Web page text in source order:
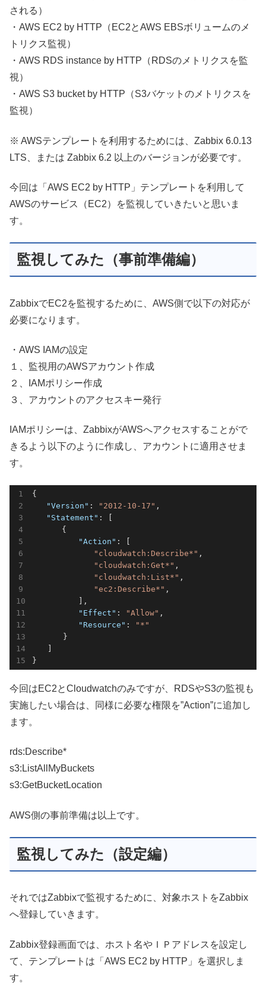
される）
・AWS EC2 by HTTP（EC2とAWS EBSボリュームのメ
トリクス監視）
・AWS RDS instance by HTTP（RDSのメトリクスを監
視）
・AWS S3 bucket by HTTP（S3バケットのメトリクスを
監視）
※ AWSテンプレートを利用するためには、Zabbix 6.0.13
LTS、または Zabbix 6.2 以上のバージョンが必要です。
今回は「AWS EC2 by HTTP」テンプレートを利用して
AWSのサービス（EC2）を監視していきたいと思いま
す。
監視してみた（事前準備編）
ZabbixでEC2を監視するために、AWS側で以下の対応が
必要になります。
・AWS IAMの設定
１、監視用のAWSアカウント作成
２、IAMポリシー作成
３、アカウントのアクセスキー発行
IAMポリシーは、ZabbixがAWSへアクセスすることがで
きるよう以下のように作成し、アカウントに適用させま
す。
{
"Version" : "2012-10-17" ,
"Statement" : [
   　　{
"Action" : [
"cloudwatch:Describe*" ,
"cloudwatch:Get*" ,
"cloudwatch:List*" ,
"ec2:Describe*" ,
],
"Effect" : "Allow" ,
"Resource" :
"*"
}
}
今回はEC2とCloudwatchのみですが、RDSやS3の監視も
実施したい場合は、同様に必要な権限を”Action”に追加し
ます。
rds:Describe*
s3:ListAllMyBuckets
s3:GetBucketLocation
AWS側の事前準備は以上です。
監視してみた（設定編）
それではZabbixで監視するために、対象ホストをZabbix
へ登録していきます。
Zabbix登録画面では、ホスト名やＩＰアドレスを設定し
て、テンプレートは「AWS EC2 by HTTP」を選択しま
す。